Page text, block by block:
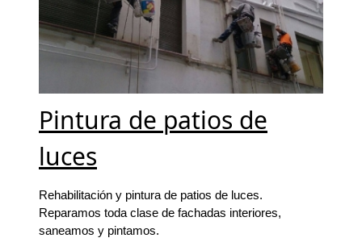
Pintura de patios de
luces
Rehabilitación y pintura de patios de luces.
Reparamos toda clase de fachadas interiores,
saneamos y pintamos.